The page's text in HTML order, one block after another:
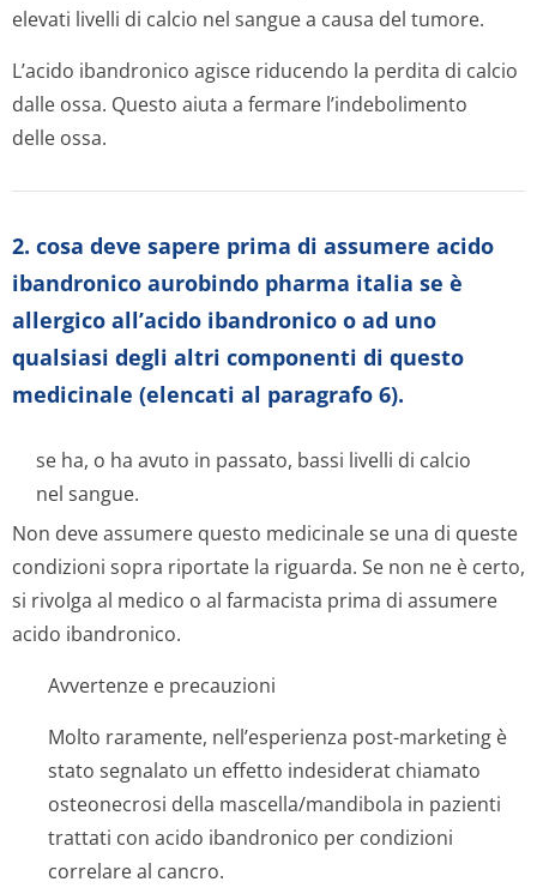
elevati livelli di calcio nel sangue a causa del tumore.
L’acido ibandronico agisce riducendo la perdita di calcio
dalle ossa. Questo aiuta a fermare l’indebolimento
delle ossa.
2. cosa deve sapere prima di assumere acido
ibandronico aurobindo pharma italia se è
allergico all’acido ibandronico o ad uno
qualsiasi degli altri componenti di questo
medicinale (elencati al paragrafo 6).
se ha, o ha avuto in passato, bassi livelli di calcio
nel sangue.
Non deve assumere questo medicinale se una di queste
condizioni sopra riportate la riguarda. Se non ne è certo,
si rivolga al medico o al farmacista prima di assumere
acido ibandronico.
Avvertenze e precauzioni
Molto raramente, nell’esperienza post-marketing è
stato segnalato un effetto indesiderat chiamato
osteonecrosi della mascella/mandibola in pazienti
trattati con acido ibandronico per condizioni
correlare al cancro.